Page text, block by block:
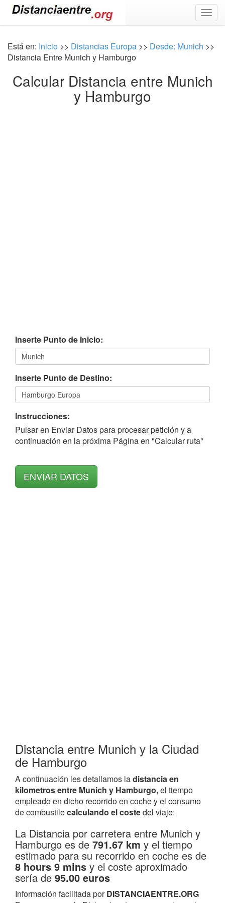
Está en: Inicio >> Distancias Europa >> Desde: Munich >>
Distancia Entre Munich y Hamburgo
Calcular Distancia entre Munich
y Hamburgo
Inserte Punto de Inicio:
Inserte Punto de Destino:
Instrucciones:
Pulsar en Enviar Datos para procesar petición y a
continuación en la próxima Página en "Calcular ruta"
Distancia entre Munich y la Ciudad
de Hamburgo
A continuación les detallamos ladistancia en
kilometros entre Munich y Hamburgo,el tiempo
empleado en dicho recorrido en coche y el consumo
de combustilecalculando el costedel viaje:
La Distancia por carretera entre Munich y
Hamburgo es de 791.67 km y el tiempo
estimado para su recorrido en coche es de
8 hours 9 mins y el coste aproximado
sería de 95.00 euros
Información facilitada porDISTANCIAENTRE.ORG